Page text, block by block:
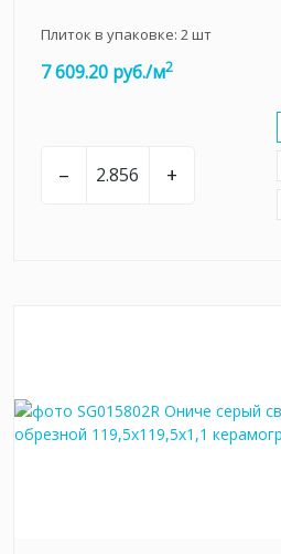
Плиток в упаковке: 2шт
7 609.20 руб./м2
– +